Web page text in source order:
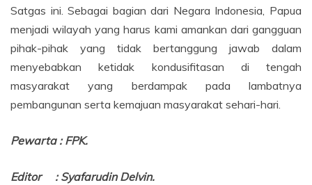
Satgas ini. Sebagai bagian dari Negara Indonesia, Papua
menjadi wilayah yang harus kami amankan dari gangguan
pihak-pihak yang tidak bertanggung jawab dalam
menyebabkan ketidak kondusifitasan di tengah
masyarakat yang berdampak pada lambatnya
pembangunan serta kemajuan masyarakat sehari-hari.
Pewarta : FPK.
Editor : Syafarudin Delvin.